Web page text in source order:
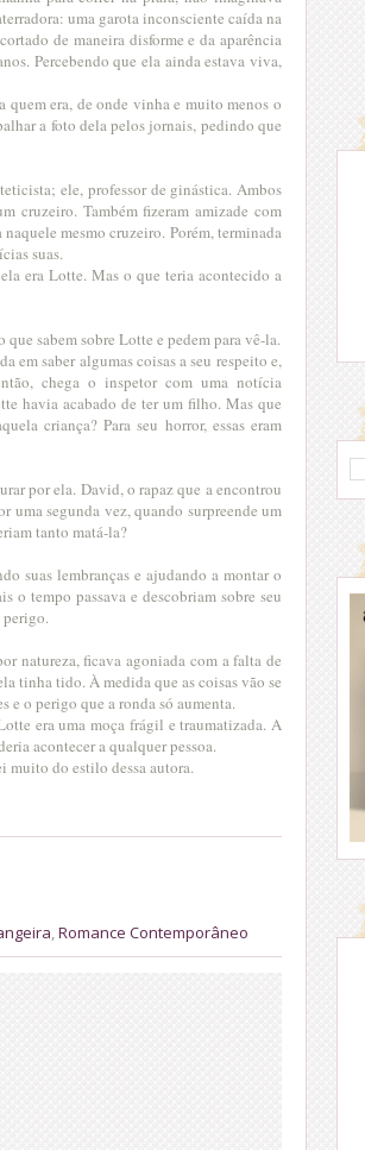
uma garota inconsciente caída na
de maneira disforme e da aparência
Percebendo que ela ainda estava viva,
quem era, de onde vinha e muito menos o
a foto dela pelos jornais, pedindo que
ele, professor de ginástica. Ambos
cruzeiro. Também fizeram amizade com
mesmo cruzeiro. Porém, terminada
suas.
era Lotte. Mas o que teria acontecido a
sabem sobre Lotte e pedem para vê-la.
saber algumas coisas a seu respeito e,
chega o inspetor com uma notícia
havia acabado de ter um filho. Mas que
criança? Para seu horror, essas eram
por ela. David, o rapaz que a encontrou
uma segunda vez, quando surpreende um
tanto matá-la?
suas lembranças e ajudando a montar o
o tempo passava e descobriam sobre seu
perigo.
natureza, ficava agoniada com a falta de
tinha tido. À medida que as coisas vão se
e o perigo que a ronda só aumenta.
era uma moça frágil e traumatizada. A
acontecer a qualquer pessoa.
muito do estilo dessa autora.
Romance Contemporâneo